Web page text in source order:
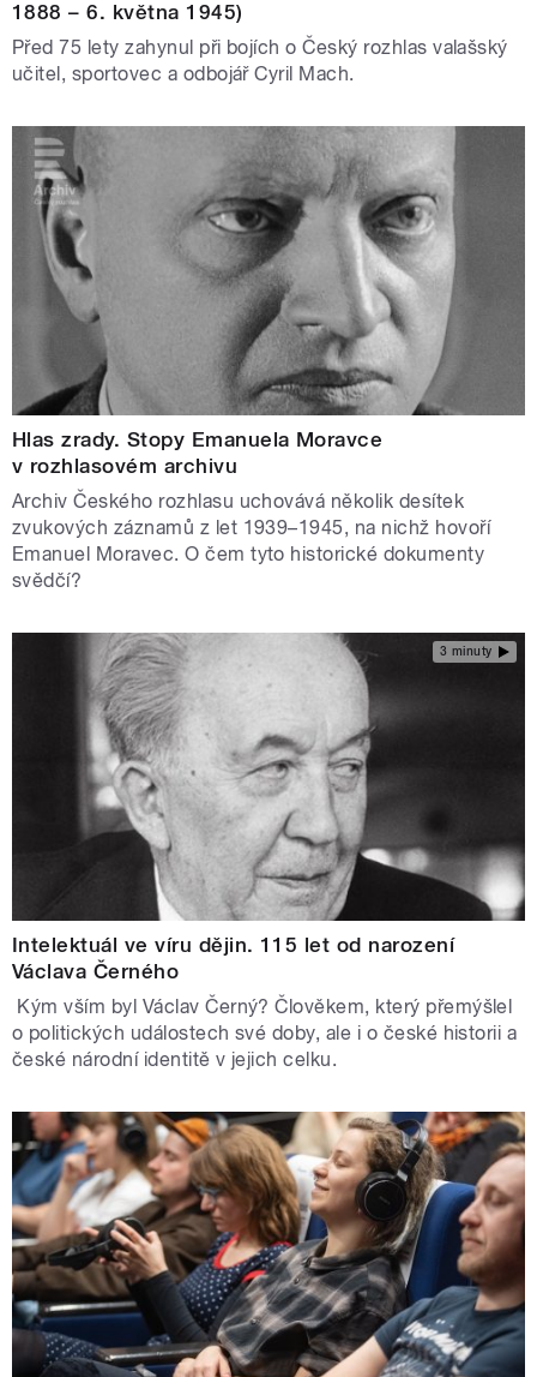
1888 – 6. května 1945)
Před 75 lety zahynul při bojích o Český rozhlas valašský
učitel, sportovec a odbojář Cyril Mach.
Hlas zrady. Stopy Emanuela Moravce
v rozhlasovém archivu
Archiv Českého rozhlasu uchovává několik desítek
zvukových záznamů z let 1939–1945, na nichž hovoří
Emanuel Moravec. O čem tyto historické dokumenty
svědčí?
3 minuty
Intelektuál ve víru dějin. 115 let od narození
Václava Černého
Kým vším byl Václav Černý? Člověkem, který přemýšlel
o politických událostech své doby, ale i o české historii a
české národní identitě v jejich celku.